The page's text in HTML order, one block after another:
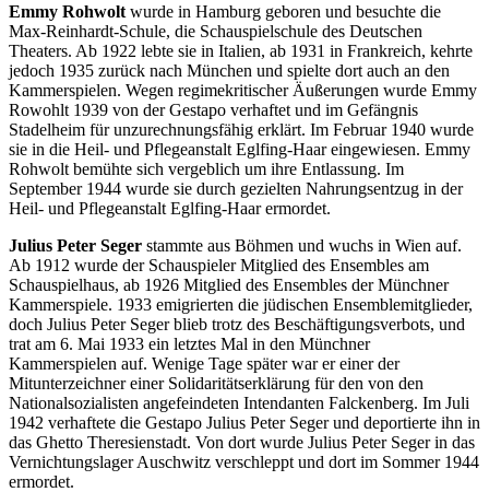
Emmy Rohwolt wurde in Hamburg geboren und besuchte die
Max-Reinhardt-Schule, die Schauspielschule des Deutschen
Theaters. Ab 1922 lebte sie in Italien, ab 1931 in Frankreich, kehrte
jedoch 1935 zurück nach München und spielte dort auch an den
Kammerspielen. Wegen regimekritischer Äußerungen wurde Emmy
Rowohlt 1939 von der Gestapo verhaftet und im Gefängnis
Stadelheim für unzurechnungsfähig erklärt. Im Februar 1940 wurde
sie in die Heil- und Pflegeanstalt Eglfing-Haar eingewiesen. Emmy
Rohwolt bemühte sich vergeblich um ihre Entlassung. Im
September 1944 wurde sie durch gezielten Nahrungsentzug in der
Heil- und Pflegeanstalt Eglfing-Haar ermordet.
Julius Peter Seger stammte aus Böhmen und wuchs in Wien auf.
Ab 1912 wurde der Schauspieler Mitglied des Ensembles am
Schauspielhaus, ab 1926 Mitglied des Ensembles der Münchner
Kammerspiele. 1933 emigrierten die jüdischen Ensemblemitglieder,
doch Julius Peter Seger blieb trotz des Beschäftigungsverbots, und
trat am 6. Mai 1933 ein letztes Mal in den Münchner
Kammerspielen auf. Wenige Tage später war er einer der
Mitunterzeichner einer Solidaritätserklärung für den von den
Nationalsozialisten angefeindeten Intendanten Falckenberg. Im Juli
1942 verhaftete die Gestapo Julius Peter Seger und deportierte ihn in
das Ghetto Theresienstadt. Von dort wurde Julius Peter Seger in das
Vernichtungslager Auschwitz verschleppt und dort im Sommer 1944
ermordet.